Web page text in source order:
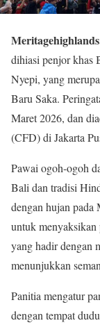
dihiasi penjor khas
Nyepi, yang
Baru Saka.
Maret 2026, dan
(CFD) di Jakarta
Pawai ogoh-ogoh
Bali dan tradisi
dengan hujan pada
untuk
yang hadir dengan
menunjukkan
Panitia mengatur
dengan tempat